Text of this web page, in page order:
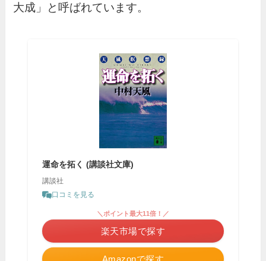
大成」と呼ばれています。
運命を拓く (講談社文庫)
講談社
口コミを見る
＼ポイント最大11倍！／
楽天市場で探す